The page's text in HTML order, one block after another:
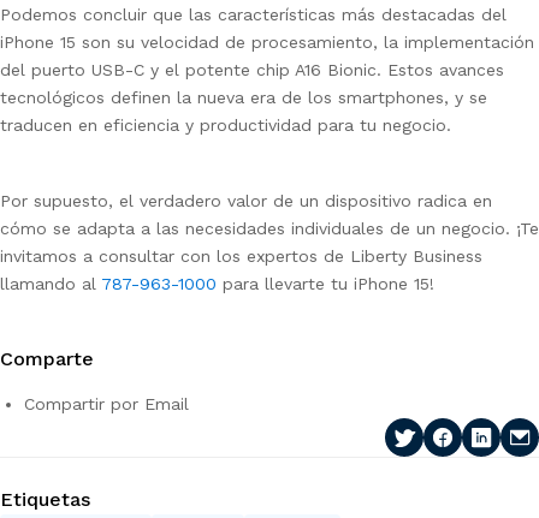
Podemos concluir que las características más destacadas del
iPhone 15 son su velocidad de procesamiento, la implementación
del puerto USB-C y el potente chip A16 Bionic. Estos avances
tecnológicos definen la nueva era de los smartphones, y se
traducen en eficiencia y productividad para tu negocio.
Por supuesto, el verdadero valor de un dispositivo radica en
cómo se adapta a las necesidades individuales de un negocio. ¡Te
invitamos a consultar con los expertos de Liberty Business
llamando al 787-963-1000 para llevarte tu iPhone 15!
Comparte
Compartir por Email
Etiquetas